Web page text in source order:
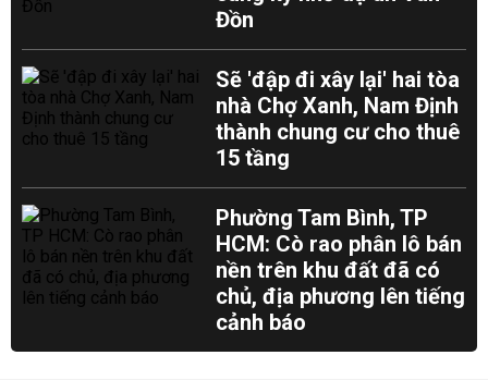
Đồn
Sẽ 'đập đi xây lại' hai tòa
nhà Chợ Xanh, Nam Định
thành chung cư cho thuê
15 tầng
Phường Tam Bình, TP
HCM: Cò rao phân lô bán
nền trên khu đất đã có
chủ, địa phương lên tiếng
cảnh báo